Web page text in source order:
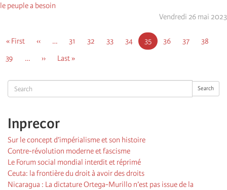
Search Search
Inprecor
Sur le concept d’impérialisme et son histoire
Contre-révolution moderne et fascisme
Le Forum social mondial interdit et réprimé
Ceuta: la frontière du droit à avoir des droits
Nicaragua : La dictature Ortega-Murillo n’est pas issue de la
le peuple a besoin
Vendredi 26 mai 2023
First
« First
Page
‹‹ … Page
31 Page
32 Page
33 Page
34
Page
courante
35 Page
36 Page
37 Page
38
Page
39 …
Page
››
Dernière
Last »